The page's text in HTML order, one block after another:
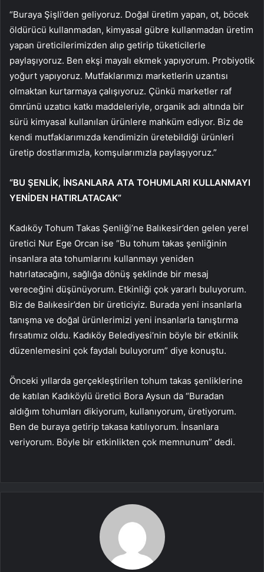
“Buraya Şişli’den geliyoruz. Doğal üretim yapan, ot, böcek
öldürücü kullanmadan, kimyasal gübre kullanmadan üretim
yapan üreticilerimizden alıp getirip tüketicilerle
paylaşıyoruz. Ben ekşi mayalı ekmek yapıyorum. Probiyotik
yoğurt yapıyoruz. Mutfaklarımızı marketlerin uzantısı
olmaktan kurtarmaya çalışıyoruz. Çünkü marketler raf
ömrünü uzatıcı katkı maddeleriyle, organik adı altında bir
sürü kimyasal kullanılan ürünlere mahküm ediyor. Biz de
kendi mutfaklarımızda kendimizin üretebildiği ürünleri
üretip dostlarımızla, komşularımızla paylaşıyoruz.”
“BU ŞENLİK, İNSANLARA ATA TOHUMLARI KULLANMAYI
YENİDEN HATIRLATACAK”
Kadıköy Tohum Takas Şenliği’ne Balıkesir’den gelen yerel
üretici Nur Ege Orcan ise “Bu tohum takas şenliğinin
insanlara ata tohumlarını kullanmayı yeniden
hatırlatacağını, sağlığa dönüş şeklinde bir mesaj
vereceğini düşünüyorum. Etkinliği çok yararlı buluyorum.
Biz de Balıkesir’den bir üreticiyiz. Burada yeni insanlarla
tanışma ve doğal ürünlerimizi yeni insanlarla tanıştırma
fırsatımız oldu. Kadıköy Belediyesi’nin böyle bir etkinlik
düzenlemesini çok faydalı buluyorum” diye konuştu.
Önceki yıllarda gerçekleştirilen tohum takas şenliklerine
de katılan Kadıköylü üretici Bora Aysun da “Buradan
aldığım tohumları dikiyorum, kullanıyorum, üretiyorum.
Ben de buraya getirip takasa katılıyorum. İnsanlara
veriyorum. Böyle bir etkinlikten çok memnunum” dedi.